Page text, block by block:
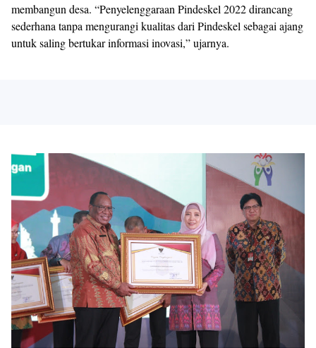
membangun desa. “Penyelenggaraan Pindeskel 2022 dirancang
sederhana tanpa mengurangi kualitas dari Pindeskel sebagai ajang
untuk saling bertukar informasi inovasi,” ujarnya.